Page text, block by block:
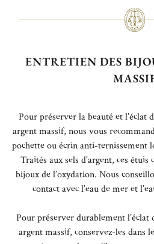
ENTRETIEN DES
Pour préserver la beauté et l’éclat
argent massif, nous vous
pochette ou écrin anti-ternissement
Traités aux sels d’argent, ces
bijoux de l’oxydation. Nous
contact avec l’eau de mer et
Pour préserver durablement
argent massif, conservez-les dans